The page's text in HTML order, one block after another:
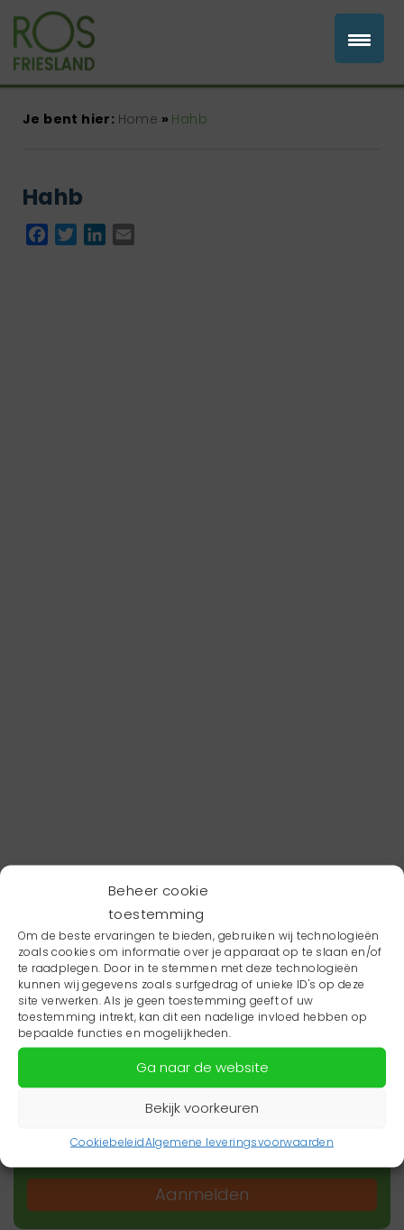
Beheer cookie
toestemming
Om de beste ervaringen te bieden, gebruiken wij technologieën
zoals cookies om informatie over je apparaat op te slaan en/of
te raadplegen. Door in te stemmen met deze technologieën
kunnen wij gegevens zoals surfgedrag of unieke ID's op deze
site verwerken. Als je geen toestemming geeft of uw
toestemming intrekt, kan dit een nadelige invloed hebben op
bepaalde functies en mogelijkheden.
Ga naar de website
Bekijk voorkeuren
CookiebeleidAlgemene leveringsvoorwaarden
Je bent hier: Home » Hahb
Hahb
Facebook
TwitterLinkedIn
Wil je niets missen?
Wil je op de hoogte blijven van het laatste
zorgnieuws in jouw regio? Schrijf je dan in voor
onze nieuwsbrief.
Aanmelden